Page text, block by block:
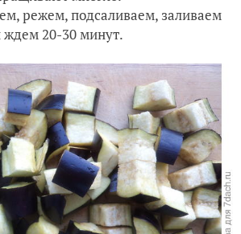
режем, подсаливаем, заливаем
ждем 20-30 минут.